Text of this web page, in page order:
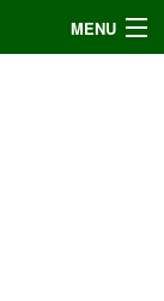
MENU